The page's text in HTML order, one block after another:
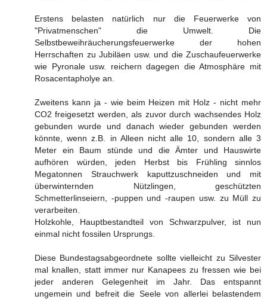
Erstens belasten natürlich nur die Feuerwerke von
"Privatmenschen" die Umwelt. Die
Selbstbeweihräucherungsfeuerwerke der hohen
Herrschaften zu Jubiläen usw. und die Zuschaufeuerwerke
wie Pyronale usw. reichern dagegen die Atmosphäre mit
Rosacentapholye an.
Zweitens kann ja - wie beim Heizen mit Holz - nicht mehr
CO2 freigesetzt werden, als zuvor durch wachsendes Holz
gebunden wurde und danach wieder gebunden werden
könnte, wenn z.B. in Alleen nicht alle 10, sondern alle 3
Meter ein Baum stünde und die Ämter und Hauswirte
aufhören würden, jeden Herbst bis Frühling sinnlos
Megatonnen Strauchwerk kaputtzuschneiden und mit
überwinternden Nützlingen, geschützten
Schmetterlinseiern, -puppen und -raupen usw. zu Müll zu
verarbeiten.
Holzkohle, Hauptbestandteil von Schwarzpulver, ist nun
einmal nicht fossilen Ursprungs.
Diese Bundestagsabgeordnete sollte vielleicht zu Silvester
mal knallen, statt immer nur Kanapees zu fressen wie bei
jeder anderen Gelegenheit im Jahr. Das entspannt
ungemein und befreit die Seele von allerlei belastendem